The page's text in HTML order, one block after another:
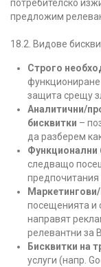
потребителско
предложим
18.2. Видове
Строго
функциониране
защита срещу
Аналитични/
бисквитки –
да разберем
Функционални
следващо
предпочитания
посещенията и
направят
релевантни за
Бисквитки на
услуги (напр.